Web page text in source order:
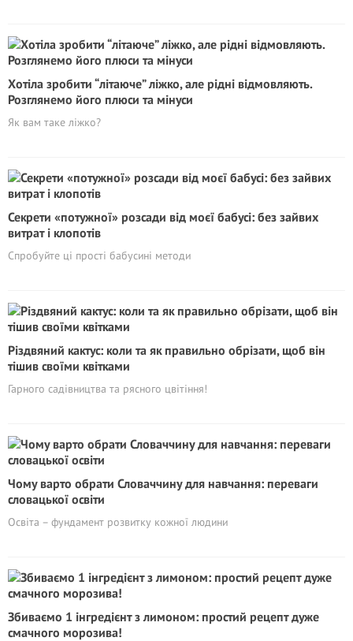
Хотіла зробити “літаюче” ліжко, але рідні відмовляють.
Розглянемо його плюси та мінуси
Як вам таке ліжко?
Секрети «потужної» розсади від моєї бабусі: без зайвих
витрат і клопотів
Спробуйте ці прості бабусині методи
Різдвяний кактус: коли та як правильно обрізати, щоб він
тішив своїми квітками
Гарного садівництва та рясного цвітіння!
Чому варто обрати Словаччину для навчання: переваги
словацької освіти
Освіта – фундамент розвитку кожної людини
Збиваємо 1 інгредієнт з лимоном: простий рецепт дуже
смачного морозива!